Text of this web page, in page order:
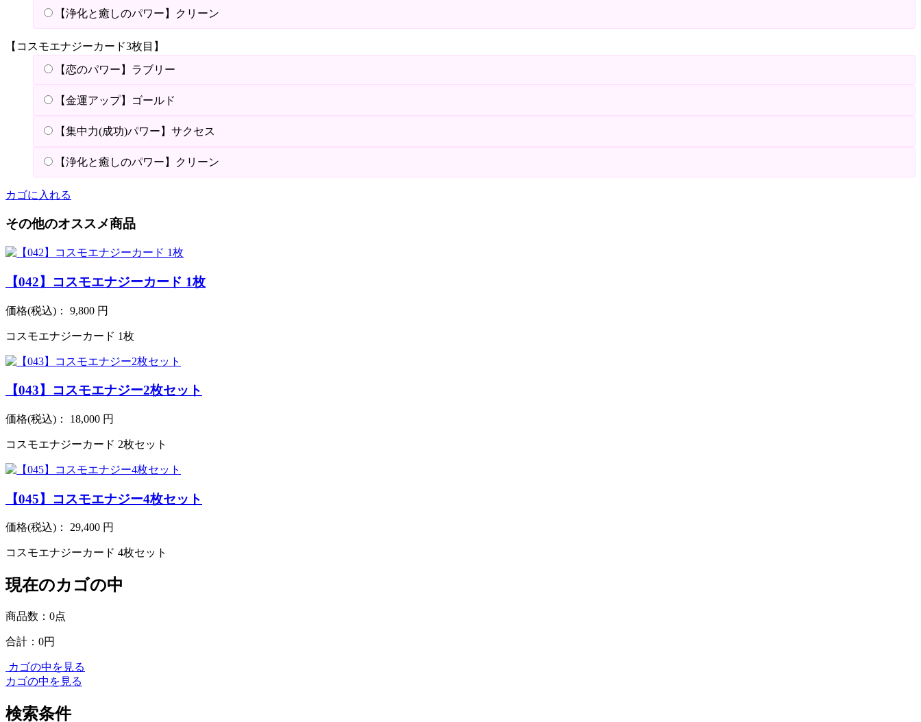
【浄化と癒しのパワー】クリーン
【コスモエナジーカード3枚目】
【恋のパワー】ラブリー
【金運アップ】ゴールド
【集中力(成功)パワー】サクセス
【浄化と癒しのパワー】クリーン
カゴに入れる
その他のオススメ商品
【042】コスモエナジーカード 1枚
価格(税込) ： 9,800 円
コスモエナジーカード 1枚
【043】コスモエナジー2枚セット
価格(税込) ： 18,000 円
コスモエナジーカード 2枚セット
【045】コスモエナジー4枚セット
価格(税込) ： 29,400 円
コスモエナジーカード 4枚セット
現在のカゴの中
商品数：0点
合計： 0円
カゴの中を見る
カゴの中を見る
検索条件